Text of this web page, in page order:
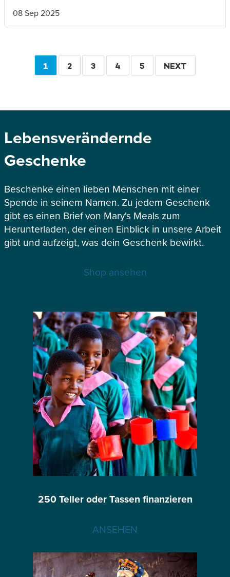
08 Sep 2025
Seitennummerierung
AKTUELLE
1 SEITE
2 SEITE
3 SEITE
4 SEITE
5 WEITER
NEXT
Lebensverändernde
Geschenke
Beschenke einen lieben Menschen mit einer
Spende in seinem Namen. Zu jedem Geschenk
gibt es einen Brief von Mary's Meals zum
Herunterladen, der einen Einblick in unsere Arbeit
gibt und aufzeigt, was dein Geschenk bewirkt.
Shop ansehen
250 Teller oder Tassen finanzieren
ANSEHEN